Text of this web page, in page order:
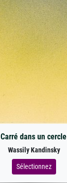
Carré dans un cercle
Wassily Kandinsky
Sélectionnez